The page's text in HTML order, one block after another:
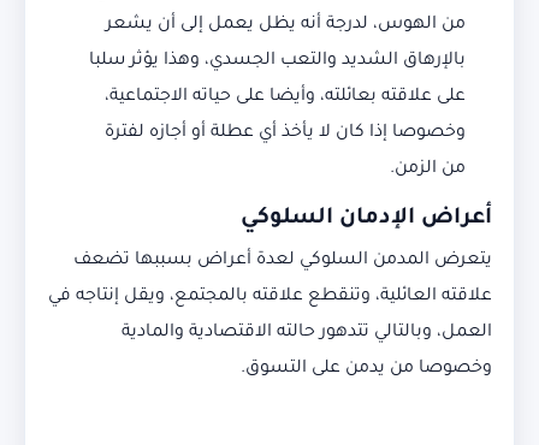
من الهوس، لدرجة أنه يظل يعمل إلى أن يشعر
بالإرهاق الشديد والتعب الجسدي، وهذا يؤثر سلبا
على علاقته بعائلته، وأيضا على حياته الاجتماعية،
وخصوصا إذا كان لا يأخذ أي عطلة أو أجازه لفترة
من الزمن.
أعراض الإدمان السلوكي
يتعرض المدمن السلوكي لعدة أعراض بسببها تضعف
علاقته العائلية، وتنقطع علاقته بالمجتمع، ويقل إنتاجه في
العمل، وبالتالي تتدهور حالته الاقتصادية والمادية
وخصوصا من يدمن على التسوق.